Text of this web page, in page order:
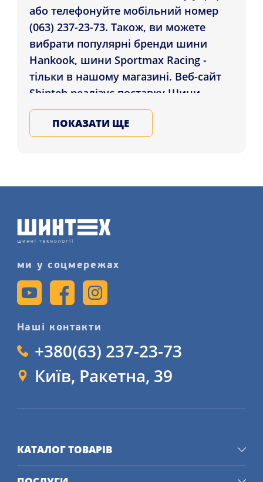
або телефонуйте мобільний номер
(063) 237-23-73. Також, ви можете
вибрати популярні бренди шини
Hankook, шини Sportmax Racing -
тільки в нашому магазині. Веб-сайт
Shinteh реалізує поставку Шини
Kumho Ecsta PS71 205/55 R17 95Y XL
жителям регіонів: Одеса, Вінниця,
сайті.
ПОКАЗАТИ ЩЕ
ми у соцмережах
Наші контакти
+380(63) 237-23-73
Київ, Ракетна, 39
КАТАЛОГ ТОВАРІВ